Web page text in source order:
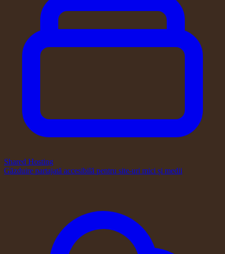
Shared Hosting
Găzduire partajată accesibilă pentru site-uri mici și medii